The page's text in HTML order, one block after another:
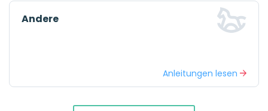
Andere
Anleitungen lesen